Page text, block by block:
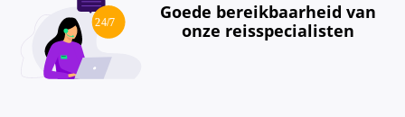
Goede bereikbaarheid van
onze reisspecialisten